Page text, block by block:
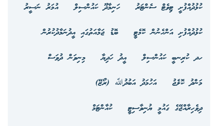
ކުޅުދުއްފުށީ ޓިވެޓް ސެންޓަރު
ހަނިމާދޫ ކައުންސިލް
އުމަރު ނަސީރު
ކުޅުދުއްފުށި އަންހެނުން ކޮމެޓީ
ބޮޑު ޖަމާއަތުގައި އީދުނަމާދުކުރުން
ހދ ކުރިނބީ ކައުންސިލް
އީދު ހަދިޔާ
މިނިވަން ދުވަސް
މަންދު ކޮލެޖު
އަހުމަދު އަބުދުﷲ (ރޯޒޭ)
ދިވެހިރާއްޖޭގެ ގައުމީ ޔުނިވާސިޓީ
ކުއާންޓަމް